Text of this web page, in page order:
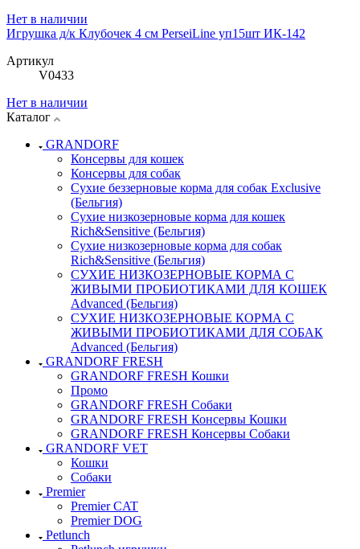
Нет в наличии
Игрушка д/к Клубочек 4 см PerseiLine уп15шт ИК-142
Артикул
V0433
Нет в наличии
Каталог
GRANDORF
Консервы для кошек
Консервы для собак
Сухие беззерновые корма для собак Exclusive
(Бельгия)
Сухие низкозерновые корма для кошек
Rich&Sensitive (Бельгия)
Сухие низкозерновые корма для собак
Rich&Sensitive (Бельгия)
СУХИЕ НИЗКОЗЕРНОВЫЕ КОРМА С
ЖИВЫМИ ПРОБИОТИКАМИ ДЛЯ КОШЕК
Advanced (Бельгия)
СУХИЕ НИЗКОЗЕРНОВЫЕ КОРМА С
ЖИВЫМИ ПРОБИОТИКАМИ ДЛЯ СОБАК
Advanced (Бельгия)
GRANDORF FRESH
GRANDORF FRESH Кошки
Промо
GRANDORF FRESH Собаки
GRANDORF FRESH Консервы Кошки
GRANDORF FRESH Консервы Собаки
GRANDORF VET
Кошки
Собаки
Premier
Premier CAT
Premier DOG
Petlunch